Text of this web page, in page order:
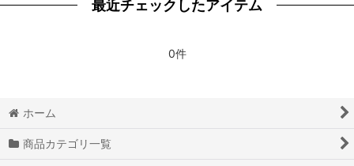
最近チェックしたアイテム
0件
ホーム
商品カテゴリ一覧